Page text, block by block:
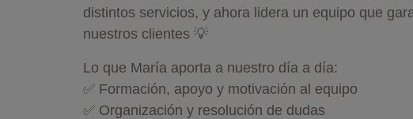
distintos servicios, y ahora lidera un equipo que
nuestros clientes 💡
Lo que María aporta a nuestro día a día:
✅ Formación, apoyo y motivación al equipo
✅ Organización y resolución de dudas